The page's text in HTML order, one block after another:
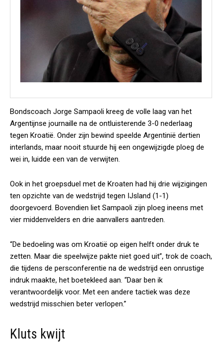
Bondscoach Jorge Sampaoli kreeg de volle laag van het
Argentijnse journaille na de ontluisterende 3-0 nederlaag
tegen Kroatië. Onder zijn bewind speelde Argentinië dertien
interlands, maar nooit stuurde hij een ongewijzigde ploeg de
wei in, luidde een van de verwijten.
Ook in het groepsduel met de Kroaten had hij drie wijzigingen
ten opzichte van de wedstrijd tegen IJsland (1-1)
doorgevoerd. Bovendien liet Sampaoli zijn ploeg ineens met
vier middenvelders en drie aanvallers aantreden.
“De bedoeling was om Kroatië op eigen helft onder druk te
zetten. Maar die speelwijze pakte niet goed uit”, trok de coach,
die tijdens de persconferentie na de wedstrijd een onrustige
indruk maakte, het boetekleed aan. “Daar ben ik
verantwoordelijk voor. Met een andere tactiek was deze
wedstrijd misschien beter verlopen.”
Kluts kwijt